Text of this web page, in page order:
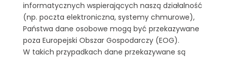
informatycznych wspierających naszą działalność
(np. poczta elektroniczna, systemy chmurowe),
Państwa dane osobowe mogą być przekazywane
poza Europejski Obszar Gospodarczy (EOG).
W takich przypadkach dane przekazywane są